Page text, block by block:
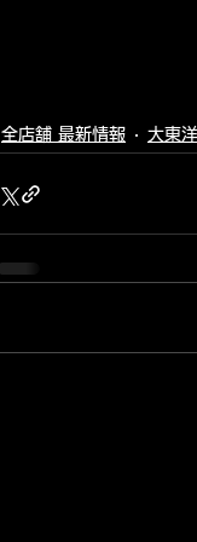
全店舗 最新情報 大東